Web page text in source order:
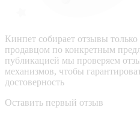
Кинпет собирает отзывы только
продавцом по конкретным
публикацией мы проверяем
механизмов, чтобы
достоверность
Оставить первый отзыв